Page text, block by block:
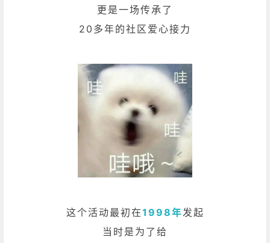
更是一场传承了
20多年的社区爱心接力
这个活动最初在1998年发起
当时是为了给